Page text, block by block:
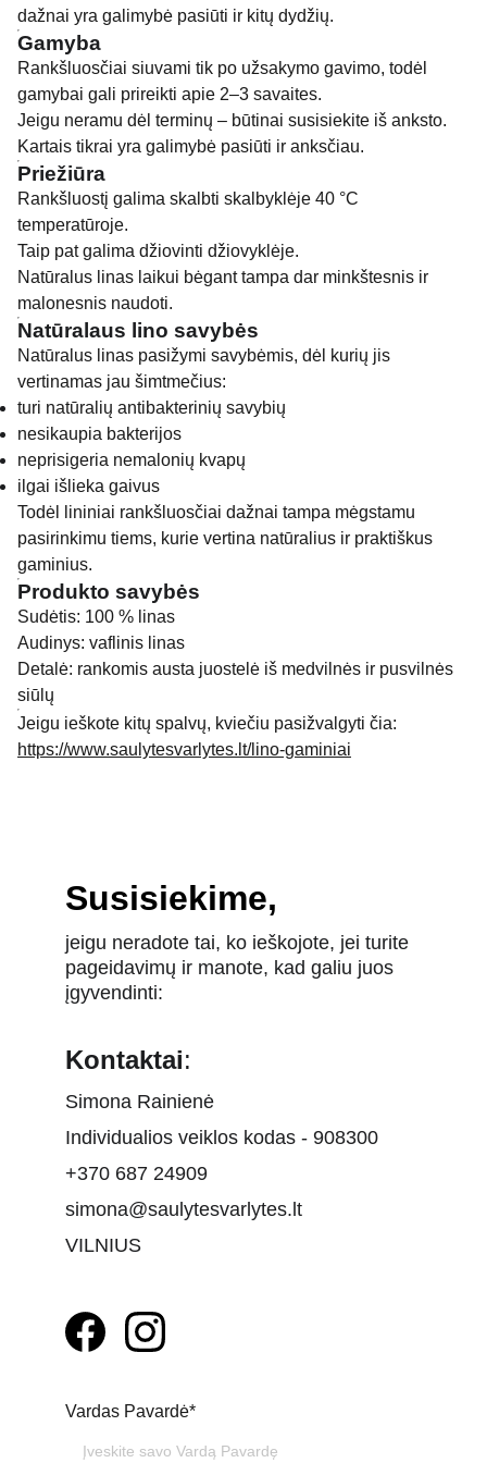
dažnai yra galimybė pasiūti ir kitų dydžių.
Gamyba
Rankšluosčiai siuvami tik po užsakymo gavimo, todėl
gamybai gali prireikti apie 2–3 savaites.
Jeigu neramu dėl terminų – būtinai susisiekite iš anksto.
Kartais tikrai yra galimybė pasiūti ir anksčiau.
Priežiūra
Rankšluostį galima skalbti skalbyklėje 40 °C
temperatūroje.
Taip pat galima džiovinti džiovyklėje.
Natūralus linas laikui bėgant tampa dar minkštesnis ir
malonesnis naudoti.
Natūralaus lino savybės
Natūralus linas pasižymi savybėmis, dėl kurių jis
vertinamas jau šimtmečius:
turi natūralių antibakterinių savybių
nesikaupia bakterijos
neprisigeria nemalonių kvapų
ilgai išlieka gaivus
Todėl lininiai rankšluosčiai dažnai tampa mėgstamu
pasirinkimu tiems, kurie vertina natūralius ir praktiškus
gaminius.
Produkto savybės
Sudėtis: 100 % linas
Audinys: vaflinis linas
Detalė: rankomis austa juostelė iš medvilnės ir pusvilnės
siūlų
Jeigu ieškote kitų spalvų, kviečiu pasižvalgyti čia:
https://www.saulytesvarlytes.lt/lino-gaminiai
Susisiekime,
jeigu neradote tai, ko ieškojote, jei turite
pageidavimų ir manote, kad galiu juos
įgyvendinti:
Kontaktai:
Simona Rainienė
Individualios veiklos kodas - 908300
+370 687 24909
simona@saulytesvarlytes.lt
VILNIUS
Vardas Pavardė*